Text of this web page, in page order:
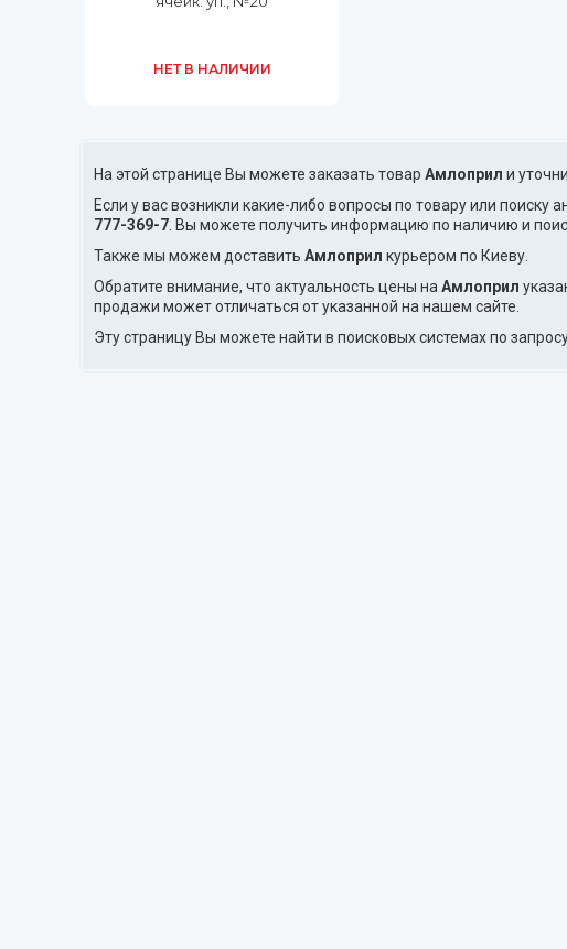
НЕТ В НАЛИЧИИ
На этой странице Вы можете заказать товар Амлоприл и
Если у вас возникли какие-либо вопросы по товару или поиску
777-369-7 . Вы можете получить информацию по наличию и
Также мы можем доставить Амлоприл курьером по Киеву.
Обратите внимание, что актуальность цены на Амлоприл
продажи может отличаться от указанной на нашем сайте.
Эту страницу Вы можете найти в поисковых системах по